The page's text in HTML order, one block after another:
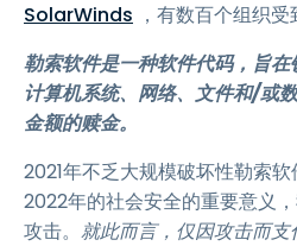
SolarWinds ，有数百个组织受
勒索软件是一种软件代码，旨在
计算机系统、网络、文件和/或
金额的赎金。
2021年不乏大规模破坏性勒索
2022年的社会安全的重要意义
攻击。 就此而言，仅因攻击而